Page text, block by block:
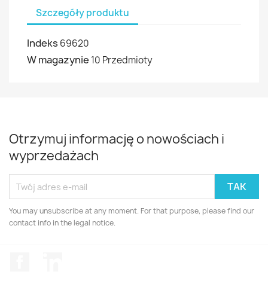
Szczegóły produktu
Indeks 69620
W magazynie 10 Przedmioty
Otrzymuj informację o nowościach i
wyprzedażach
You may unsubscribe at any moment. For that purpose, please find our
contact info in the legal notice.